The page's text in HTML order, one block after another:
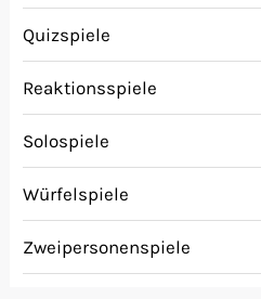
Quizspiele
Reaktionsspiele
Solospiele
Würfelspiele
Zweipersonenspiele